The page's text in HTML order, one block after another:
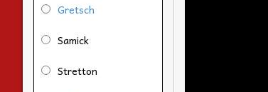
Gretsch
Samick
Stretton